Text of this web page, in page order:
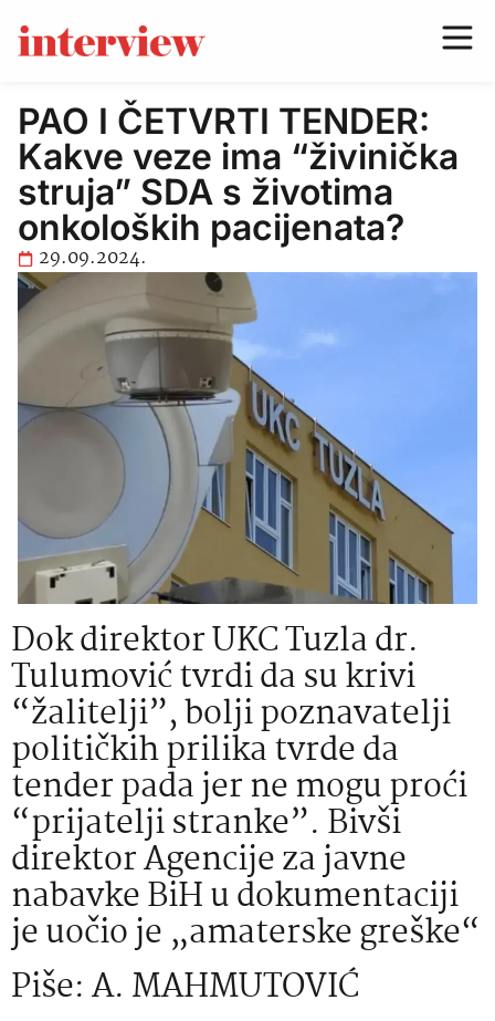
PAO I ČETVRTI TENDER:
Kakve veze ima “živinička
struja” SDA s životima
onkoloških pacijenata?
29.09.2024.
Dok direktor UKC Tuzla dr.
Tulumović tvrdi da su krivi
“žalitelji”, bolji poznavatelji
političkih prilika tvrde da
tender pada jer ne mogu proći
“prijatelji stranke”. Bivši
direktor Agencije za javne
nabavke BiH u dokumentaciji
je uočio je „amaterske greške“
Piše: A. MAHMUTOVIĆ